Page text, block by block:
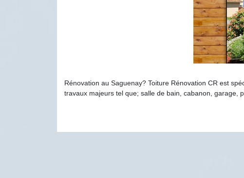
Rénovation au Saguenay? Toiture Rénovation CR est
travaux majeurs tel que; salle de bain, cabanon, garage,